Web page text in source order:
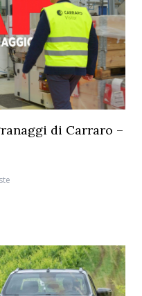
di Carraro –